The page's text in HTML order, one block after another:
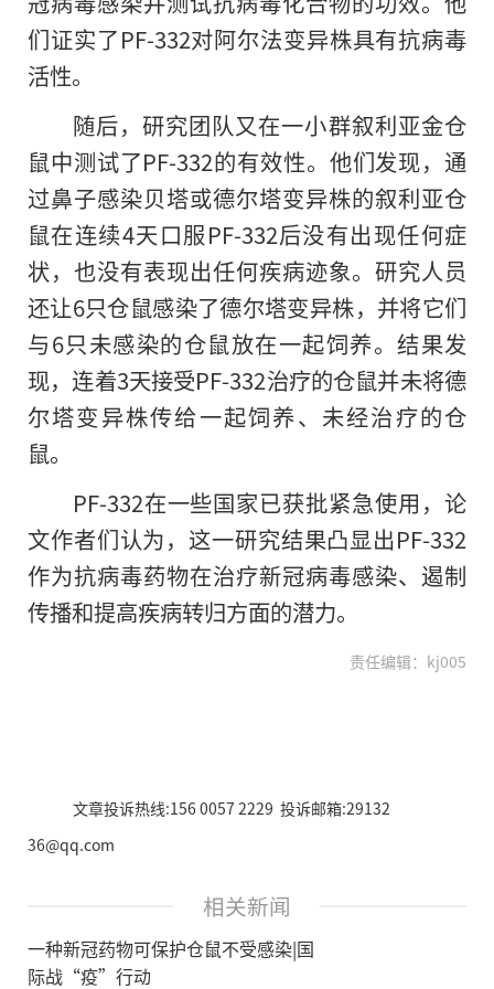
们证实了PF-332对阿尔法变异株具有抗病毒
活性。
随后，研究团队又在一小群叙利亚金仓
鼠中测试了PF-332的有效性。他们发现，通
过鼻子感染贝塔或德尔塔变异株的叙利亚仓
鼠在连续4天口服PF-332后没有出现任何症
状，也没有表现出任何疾病迹象。研究人员
还让6只仓鼠感染了德尔塔变异株，并将它们
与6只未感染的仓鼠放在一起饲养。结果发
现，连着3天接受PF-332治疗的仓鼠并未将德
尔塔变异株传给一起饲养、未经治疗的仓
鼠。
PF-332在一些国家已获批紧急使用，论
文作者们认为，这一研究结果凸显出PF-332
作为抗病毒药物在治疗新冠病毒感染、遏制
传播和提高疾病转归方面的潜力。
责任编辑：kj005
文章投诉热线:156 0057 2229 投诉邮箱:29132
36@qq.com
相关新闻
一种新冠药物可保护仓鼠不受感染|国
际战“疫”行动